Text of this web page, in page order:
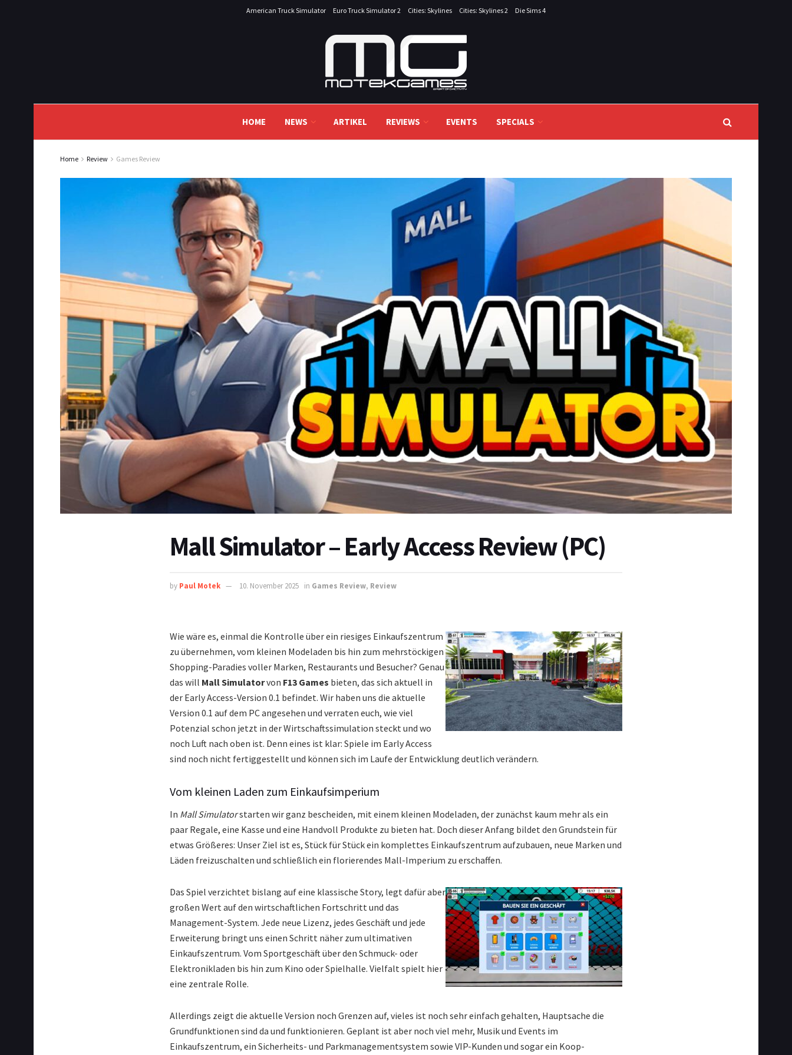
American Truck Simulator Euro Truck Simulator 2 Cities: Skylines Cities: Skylines 2 Die Sims 4
HOME NEWS ARTIKEL REVIEWS EVENTS SPECIALS
Home Review Games Review
Mall Simulator – Early Access Review (PC)
by Paul Motek 10. November 2025 in Games Review, Review
Wie wäre es, einmal die Kontrolle über ein riesiges Einkaufszentrum
zu übernehmen, vom kleinen Modeladen bis hin zum mehrstöckigen
Shopping-Paradies voller Marken, Restaurants und Besucher? Genau
das will Mall Simulatorvon F13 Games bieten, das sich aktuell in
der Early Access-Version 0.1 befindet. Wir haben uns die aktuelle
Version 0.1 auf dem PC angesehen und verraten euch, wie viel
Potenzial schon jetzt in der Wirtschaftssimulation steckt und wo
noch Luft nach oben ist. Denn eines ist klar: Spiele im Early Access
sind noch nicht fertiggestellt und können sich im Laufe der Entwicklung deutlich verändern.
Vom kleinen Laden zum Einkaufsimperium
In Mall Simulatorstarten wir ganz bescheiden, mit einem kleinen Modeladen, der zunächst kaum mehr als ein
paar Regale, eine Kasse und eine Handvoll Produkte zu bieten hat. Doch dieser Anfang bildet den Grundstein für
etwas Größeres: Unser Ziel ist es, Stück für Stück ein komplettes Einkaufszentrum aufzubauen, neue Marken und
Läden freizuschalten und schließlich ein florierendes Mall-Imperium zu erschaffen.
Das Spiel verzichtet bislang auf eine klassische Story, legt dafür aber
großen Wert auf den wirtschaftlichen Fortschritt und das
Management-System. Jede neue Lizenz, jedes Geschäft und jede
Erweiterung bringt uns einen Schritt näher zum ultimativen
Einkaufszentrum. Vom Sportgeschäft über den Schmuck- oder
Elektronikladen bis hin zum Kino oder Spielhalle. Vielfalt spielt hier
eine zentrale Rolle.
Allerdings zeigt die aktuelle Version noch Grenzen auf, vieles ist noch sehr einfach gehalten, Hauptsache die
Grundfunktionen sind da und funktionieren. Geplant ist aber noch viel mehr, Musik und Events im
Einkaufszentrum, ein Sicherheits- und Parkmanagementsystem sowie VIP-Kunden und sogar ein Koop-